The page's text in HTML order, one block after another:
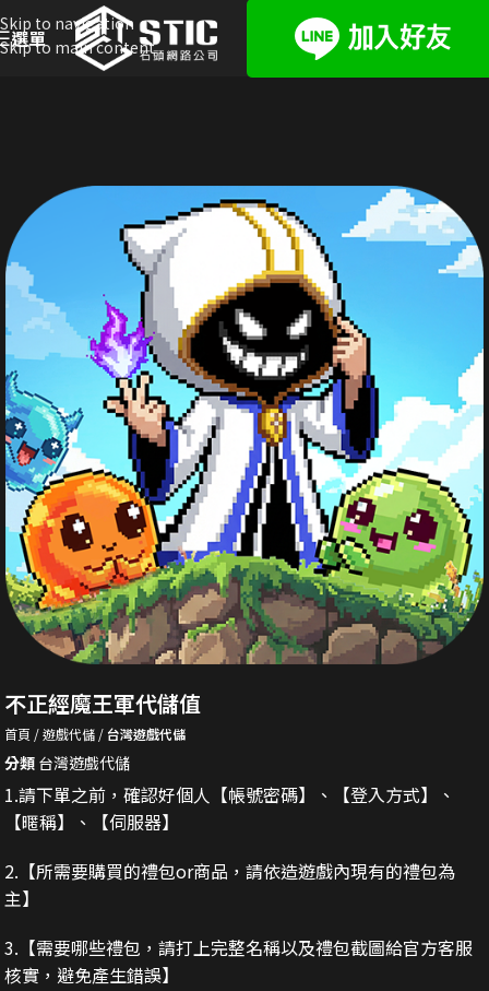
Skip to navigation
Skip to main content
選單
不正經魔王軍代儲值
首頁 遊戲代儲 台灣遊戲代儲
分類 台灣遊戲代儲
1.請下單之前，確認好個人【帳號密碼】、【登入方式】、
【暱稱】、【伺服器】
2. 【所需要購買的禮包or商品，請依造遊戲內現有的禮包為
主】
3. 【需要哪些禮包，請打上完整名稱以及禮包截圖給官方客服
核實，避免產生錯誤】